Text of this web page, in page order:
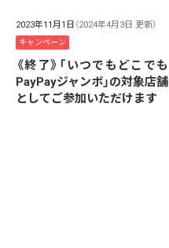
2023年11月1日 （2024年4月3日 更新）
キャンペーン
《終了》「いつでもどこでも
PayPayジャンボ」の対象店舗
としてご参加いただけます